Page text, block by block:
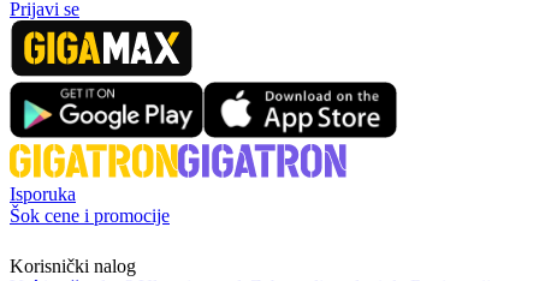
Prijavi se
Isporuka
Šok cene i promocije
Korisnički nalog